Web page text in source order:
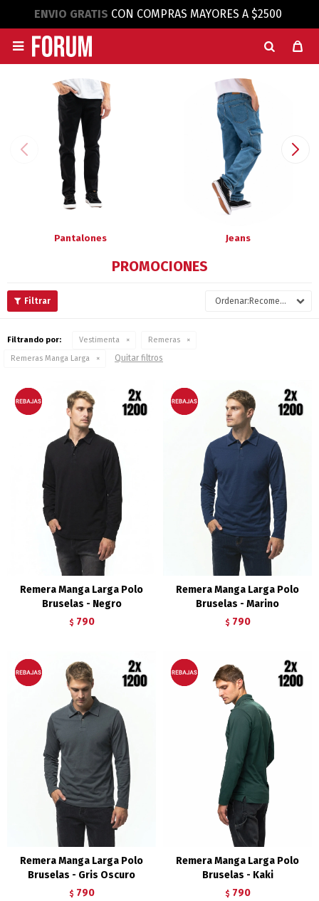
ENVIO GRATIS CON COMPRAS MAYORES A $2500

Pantalones Jeans
PROMOCIONES
Recomendados
Filtrando por: Vestimenta
Remeras
Remeras Manga Larga
Quitar filtros
Remera Manga Larga Polo
Bruselas - Negro
$ 790
Remera Manga Larga Polo
Bruselas - Marino
$ 790
Remera Manga Larga Polo
Bruselas - Gris Oscuro
$ 790
Remera Manga Larga Polo
Bruselas - Kaki
$ 790